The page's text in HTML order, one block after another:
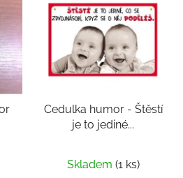
Cedulka humor - Štěstí
je to jediné...
Skladem (1 ks)